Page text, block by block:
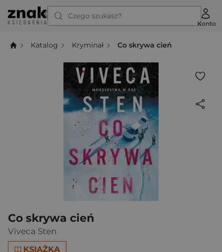
Czego szukasz?
Konto
Katalog Kryminał Co skrywa cień
Co skrywa cień
Viveca Sten
KSIĄŻKA